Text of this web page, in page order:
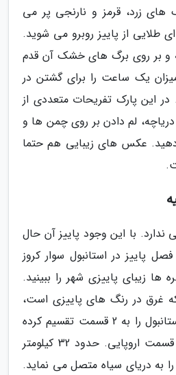
از رنگ های زرد، قرمز و نارنجی پر می
طلایی از پاییز روبرو می شوید.
و بر روی برگ های خشک آن قدم
یک ساعت را برای گشتن در
در این پارک تفریحات متعددی از
لم دادن بر روی چمن ها و
دهید. عکس های زیبایی هم حتما
ندارد. با این وجود پاییز آن حال
پاییز در استانبول سوار کروز
ها زیبای پاییزی شهر را ببینید.
غرق در رنگ های پاییزی است،
تماشا کنید. بسفر شهر استانبول را به 2 قسمت تقسیم کرده
است: قسمت آسیایی و قسمت اروپایی. حدود 32 کیلومتر
به دریای سیاه متصل می نماید.